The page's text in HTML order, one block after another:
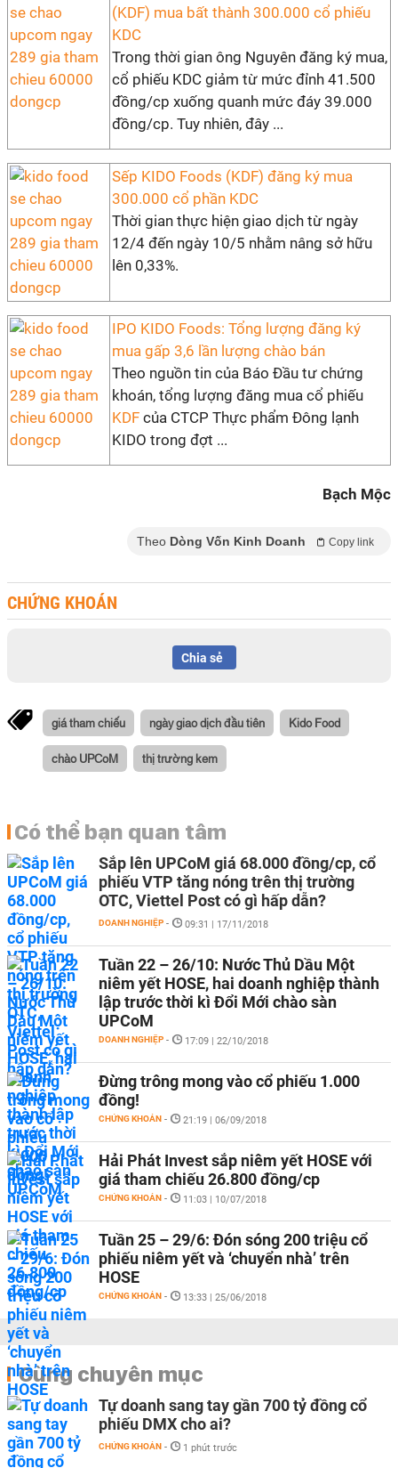
(KDF) mua bất thành 300.000 cổ phiếu
KDC
Trong thời gian ông Nguyên đăng ký mua,
cổ phiếu KDC giảm từ mức đỉnh 41.500
đồng/cp xuống quanh mức đáy 39.000
đồng/cp. Tuy nhiên, đây ...
Sếp KIDO Foods (KDF) đăng ký mua
300.000 cổ phần KDC
Thời gian thực hiện giao dịch từ ngày
12/4 đến ngày 10/5 nhằm nâng sở hữu
lên 0,33%.
IPO KIDO Foods: Tổng lượng đăng ký
mua gấp 3,6 lần lượng chào bán
Theo nguồn tin của Báo Đầu tư chứng
khoán, tổng lượng đăng mua cổ phiếu
KDF của CTCP Thực phẩm Đông lạnh
KIDO trong đợt ...
Bạch Mộc
Theo Dòng Vốn Kinh Doanh Copy link
CHỨNG KHOÁN
Chia sẻ
giá tham chiếu ngày giao dịch đầu tiên Kido Food
chào UPCoM thị trường kem
Có thể bạn quan tâm
Sắp lên UPCoM giá 68.000 đồng/cp, cổ
phiếu VTP tăng nóng trên thị trường
OTC, Viettel Post có gì hấp dẫn?
DOANH NGHIỆP - 09:31 | 17/11/2018
Tuần 22 – 26/10: Nước Thủ Dầu Một
niêm yết HOSE, hai doanh nghiệp thành
lập trước thời kì Đổi Mới chào sàn
UPCoM
DOANH NGHIỆP - 17:09 | 22/10/2018
Đừng trông mong vào cổ phiếu 1.000
đồng!
CHỨNG KHOÁN - 21:19 | 06/09/2018
Hải Phát Invest sắp niêm yết HOSE với
giá tham chiếu 26.800 đồng/cp
CHỨNG KHOÁN - 11:03 | 10/07/2018
Tuần 25 – 29/6: Đón sóng 200 triệu cổ
phiếu niêm yết và ‘chuyển nhà’ trên
HOSE
CHỨNG KHOÁN - 13:33 | 25/06/2018
Cùng chuyên mục
Tự doanh sang tay gần 700 tỷ đồng cổ
phiếu DMX cho ai?
CHỨNG KHOÁN - 1 phút trước